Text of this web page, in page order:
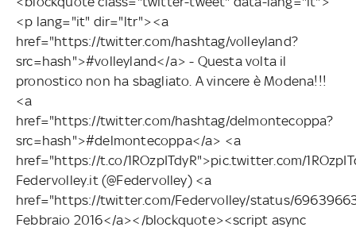
<p lang="it" dir="ltr"><a
href="https://twitter.com/hashtag/volleyland?
src=hash">#volleyland</a> - Questa volta il
pronostico non ha sbagliato. A vincere è Modena!!!
<a
href="https://twitter.com/hashtag/delmontecoppa?
src=hash">#delmontecoppa</a> <a
href="https://t.co/1ROzpITdyR">pic.twitter.com/
Federvolley.it (@Federvolley) <a
href="https://twitter.com/Federvolley/status/
Febbraio 2016</a></blockquote><script async